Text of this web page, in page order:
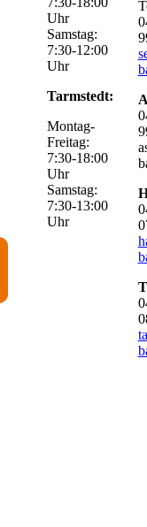
Uhr
Samstag:
7:30-12:00
Uhr
Tarmstedt:
Montag-
Freitag:
7:30-18:00
Uhr
Samstag:
7:30-13:00
Uhr